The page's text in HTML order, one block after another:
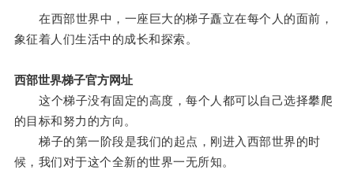
在西部世界中，一座巨大的梯子矗立在每个人的面前，
象征着人们生活中的成长和探索。
西部世界梯子官方网址
这个梯子没有固定的高度，每个人都可以自己选择攀爬
的目标和努力的方向。
梯子的第一阶段是我们的起点，刚进入西部世界的时
候，我们对于这个全新的世界一无所知。